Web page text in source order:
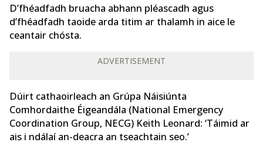
D’fhéadfadh bruacha abhann pléascadh agus
d’fhéadfadh taoide arda titim ar thalamh in aice le
ceantair chósta.
ADVERTISEMENT
Dúirt cathaoirleach an Grúpa Náisiúnta
Comhordaithe Éigeandála (National Emergency
Coordination Group, NECG) Keith Leonard: ‘Táimid ar
ais i ndálaí an-deacra an tseachtain seo.’